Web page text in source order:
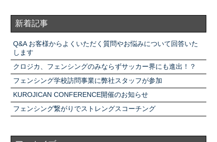
新着記事
Q&A お客様からよくいただく質問やお悩みについて回答いた
します
クロジカ、フェンシングのみならずサッカー界にも進出！？
フェンシング学校訪問事業に弊社スタッフが参加
KUROJICAN CONFERENCE開催のお知らせ
フェンシング繋がりでストレングスコーチング